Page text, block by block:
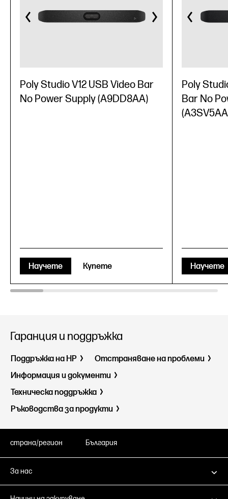
Poly Studio V12 USB Video Bar
No Power Supply (A9DD8AA)
Научете Купете
Poly
Bar No
Научете
Гаранция и поддръжка
Поддръжка на HP
Отстраняване на проблеми
Информация и документи
Техническа поддръжка
Ръководства за продукти
страна/регион България
За нас